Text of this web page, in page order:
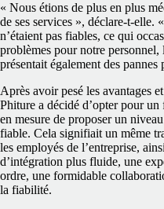
« Nous étions de plus en plus
de ses services », déclare-t-elle.
n’étaient pas fiables, ce qui
problèmes pour notre personnel,
présentait également des pannes
Après avoir pesé les avantages
Phiture a décidé d’opter pour
en mesure de proposer un
fiable. Cela signifiait un même
les employés de l’entreprise,
d’intégration plus fluide, une
ordre, une formidable
la fiabilité.